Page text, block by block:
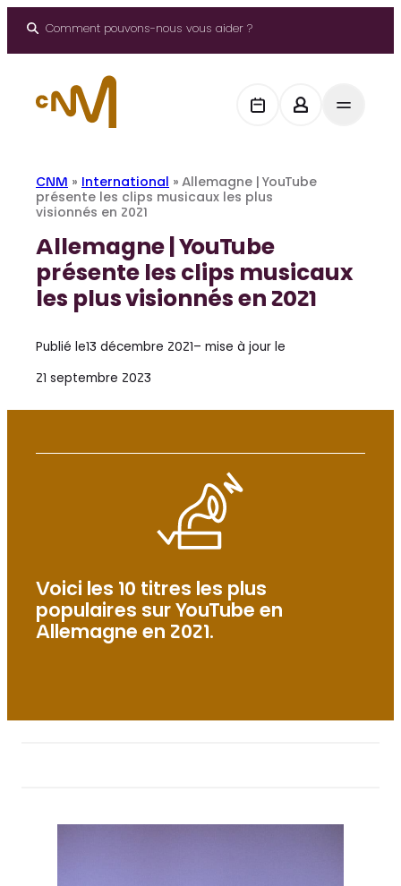
Comment pouvons-nous vous aider ?
CNM » International » Allemagne | YouTube
présente les clips musicaux les plus
visionnés en 2021
Allemagne | YouTube
présente les clips musicaux
les plus visionnés en 2021
Publié le13 décembre 2021 – mise à jour le
21 septembre 2023
Voici les 10 titres les plus
populaires sur YouTube en
Allemagne en 2021.